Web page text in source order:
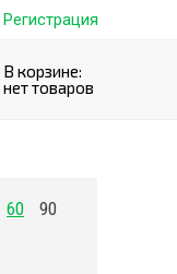
Регистрация
В корзине:
нет товаров
60 90